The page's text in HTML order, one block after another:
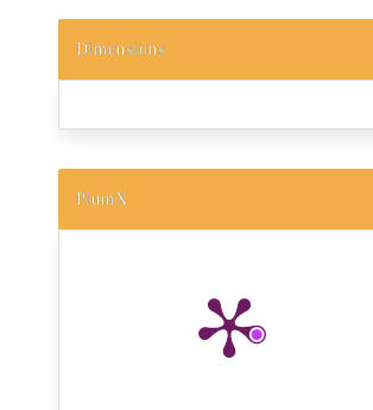
Dimensions
PlumX